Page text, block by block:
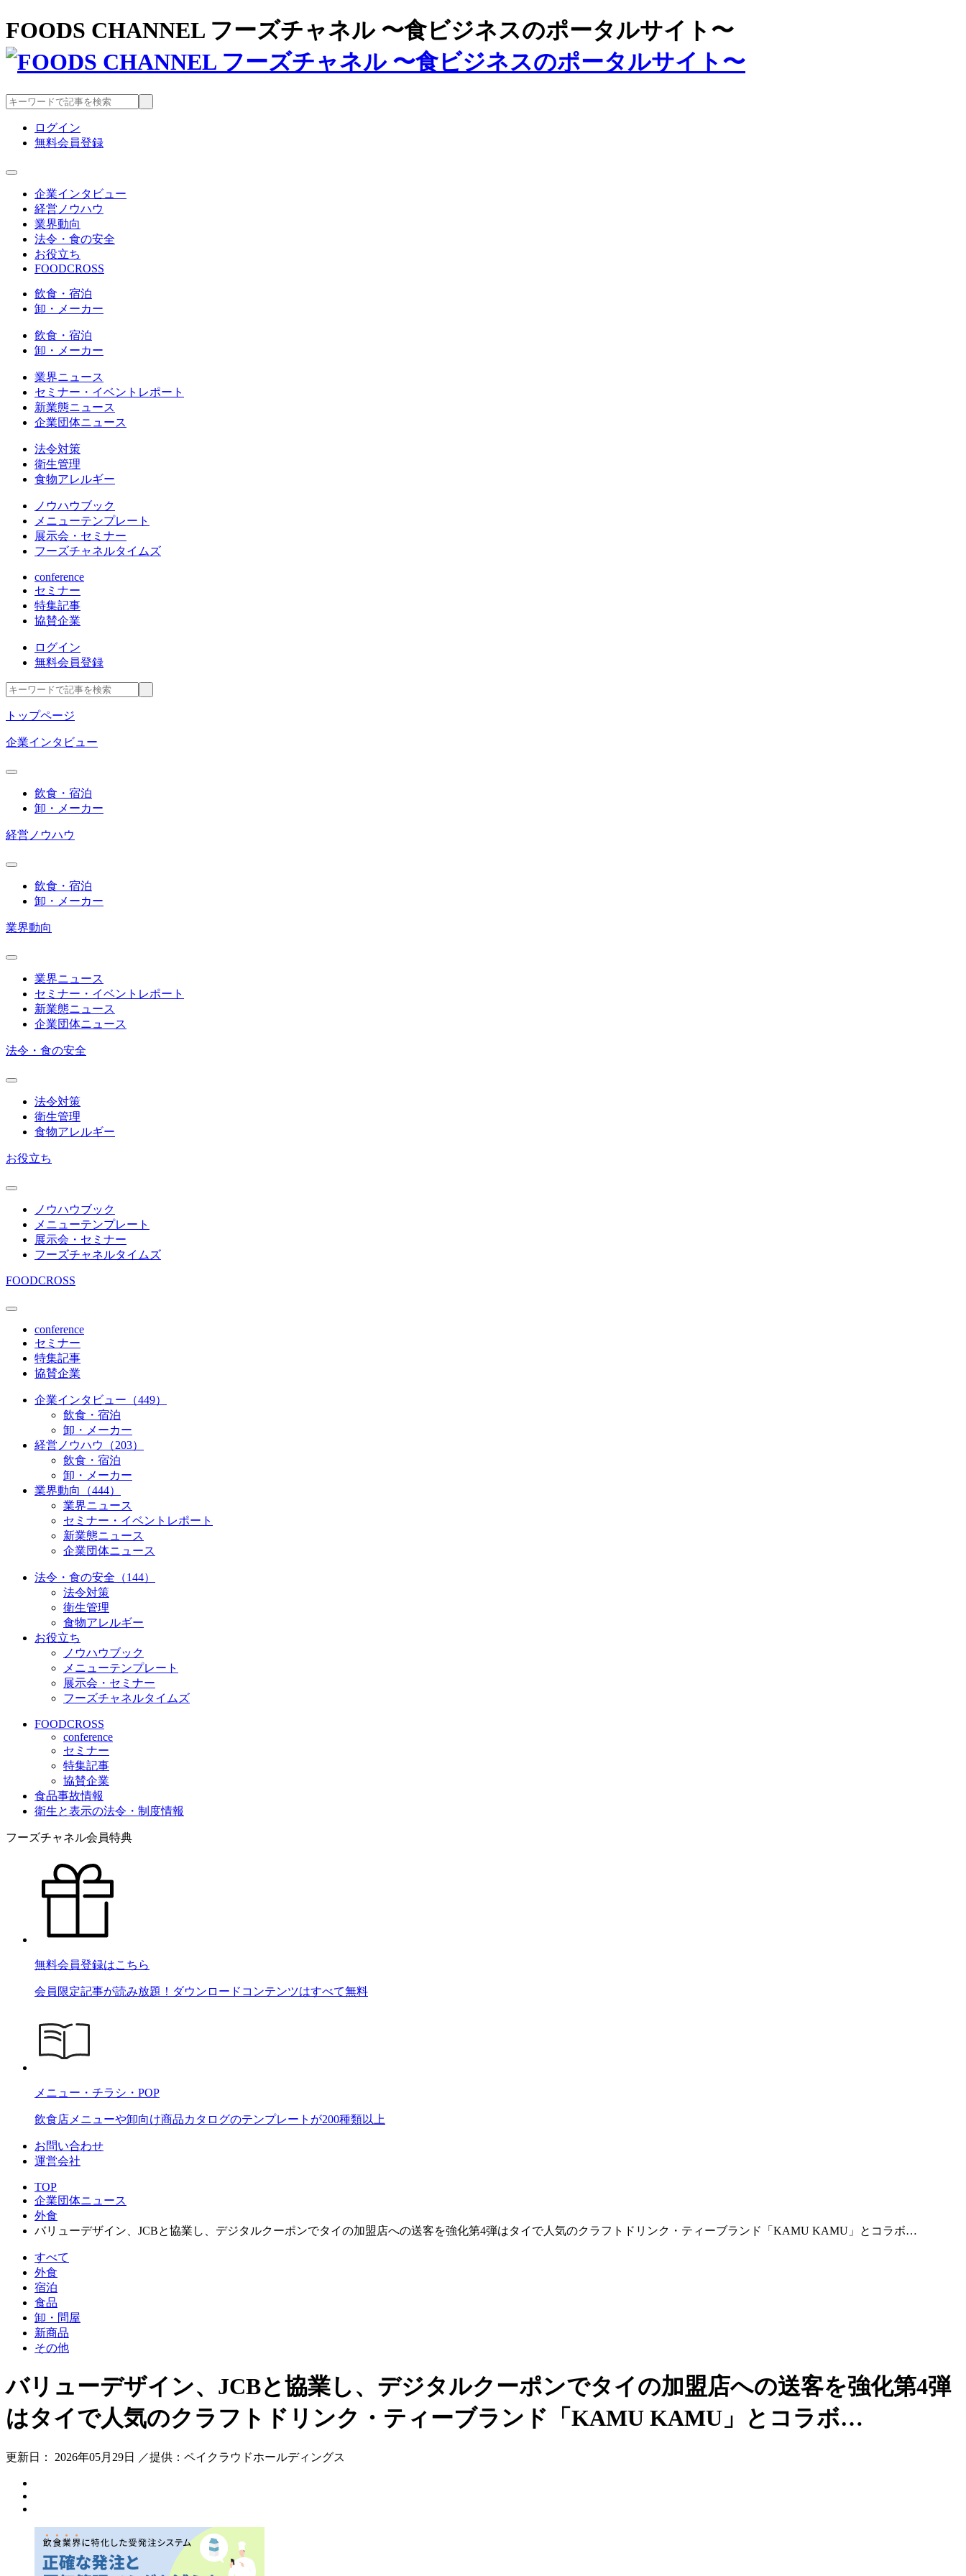
FOODS CHANNEL フーズチャネル 〜食ビジネスのポータルサイト〜
ログイン
無料会員登録
企業インタビュー
経営ノウハウ
業界動向
法令・食の安全
お役立ち
FOODCROSS
飲食・宿泊
卸・メーカー
飲食・宿泊
卸・メーカー
業界ニュース
セミナー・イベントレポート
新業態ニュース
企業団体ニュース
法令対策
衛生管理
食物アレルギー
ノウハウブック
メニューテンプレート
展示会・セミナー
フーズチャネルタイムズ
conference
セミナー
特集記事
協賛企業
ログイン
無料会員登録
トップページ
企業インタビュー
飲食・宿泊
卸・メーカー
経営ノウハウ
飲食・宿泊
卸・メーカー
業界動向
業界ニュース
セミナー・イベントレポート
新業態ニュース
企業団体ニュース
法令・食の安全
法令対策
衛生管理
食物アレルギー
お役立ち
ノウハウブック
メニューテンプレート
展示会・セミナー
フーズチャネルタイムズ
FOODCROSS
conference
セミナー
特集記事
協賛企業
企業インタビュー（449）
飲食・宿泊
卸・メーカー
経営ノウハウ（203）
飲食・宿泊
卸・メーカー
業界動向（444）
業界ニュース
セミナー・イベントレポート
新業態ニュース
企業団体ニュース
法令・食の安全（144）
法令対策
衛生管理
食物アレルギー
お役立ち
ノウハウブック
メニューテンプレート
展示会・セミナー
フーズチャネルタイムズ
FOODCROSS
conference
セミナー
特集記事
協賛企業
食品事故情報
衛生と表示の法令・制度情報
フーズチャネル会員特典
無料会員登録はこちら
会員限定記事が読み放題！ダウンロードコンテンツはすべて無料
メニュー・チラシ・POP
飲食店メニューや卸向け商品カタログのテンプレートが200種類以上
お問い合わせ
運営会社
TOP
企業団体ニュース
外食
バリューデザイン、JCBと協業し、デジタルクーポンでタイの加盟店への送客を強化第4弾はタイで人気のクラフトドリンク・ティーブランド「KAMU KAMU」とコラボ…
すべて
外食
宿泊
食品
卸・問屋
新商品
その他
バリューデザイン、JCBと協業し、デジタルクーポンでタイの加盟店への送客を強化第4弾
はタイで人気のクラフトドリンク・ティーブランド「KAMU KAMU」とコラボ…
更新日： 2026年05月29日 ／提供：ペイクラウドホールディングス